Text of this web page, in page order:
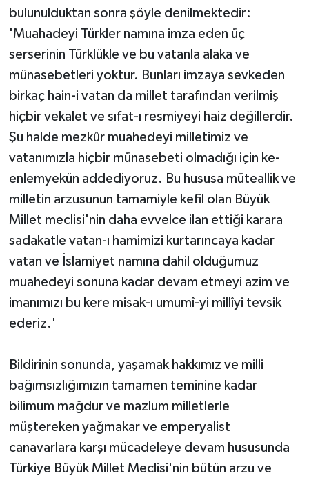
bulunulduktan sonra şöyle denilmektedir:
'Muahadeyi Türkler namına imza eden üç
serserinin Türklükle ve bu vatanla alaka ve
münasebetleri yoktur. Bunları imzaya sevkeden
birkaç hain-i vatan da millet tarafından verilmiş
hiçbir vekalet ve sıfat-ı resmiyeyi haiz değillerdir.
Şu halde mezkûr muahedeyi milletimiz ve
vatanımızla hiçbir münasebeti olmadığı için ke-
enlemyekün addediyoruz. Bu hususa müteallik ve
milletin arzusunun tamamiyle kefil olan Büyük
Millet meclisi'nin daha evvelce ilan ettiği karara
sadakatle vatan-ı hamimizi kurtarıncaya kadar
vatan ve İslamiyet namına dahil olduğumuz
muahedeyi sonuna kadar devam etmeyi azim ve
imanımızı bu kere misak-ı umumî-yi millîyi tevsik
ederiz.'
Bildirinin sonunda, yaşamak hakkımız ve milli
bağımsızlığımızın tamamen teminine kadar
bilimum mağdur ve mazlum milletlerle
müştereken yağmakar ve emperyalist
canavarlara karşı mücadeleye devam hususunda
Türkiye Büyük Millet Meclisi'nin bütün arzu ve